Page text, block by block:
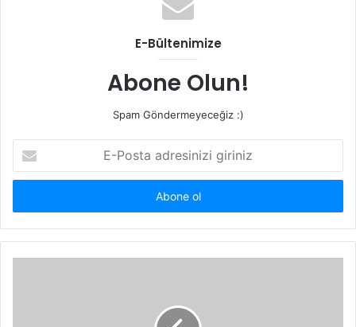
E-Bültenimize
Abone Olun!
Spam Göndermeyeceğiz :)
Posta
adresinizi